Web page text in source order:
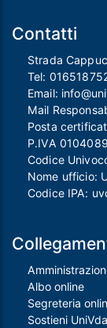
Contatti
Strada
Tel:
Email:
Mail
Posta
P.IVA
Codice
Nome ufficio:
Codice IPA:
Albo online
Segreteria
Sostieni UniVda